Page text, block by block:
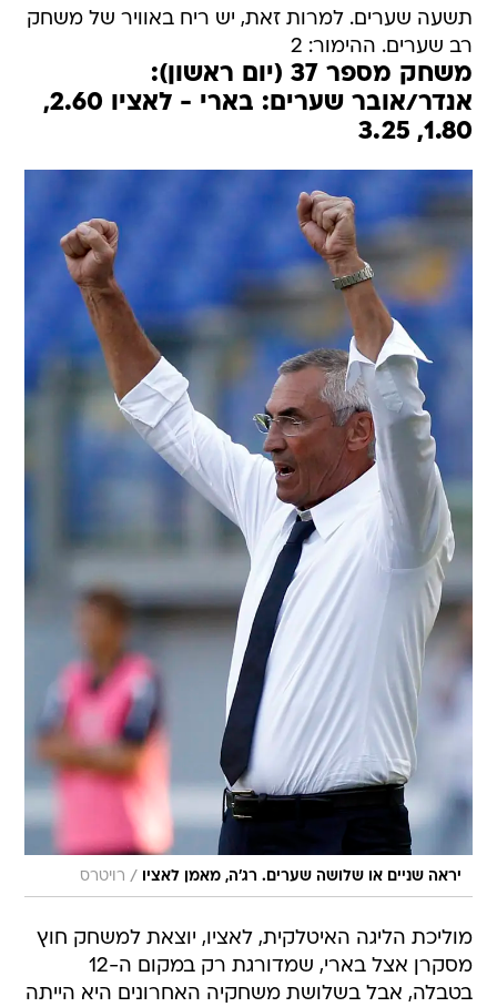
תשעה שערים. למרות זאת, יש ריח באוויר של משחק
רב שערים. ההימור: 2
משחק מספר 37 (יום ראשון):
אנדר/אובר שערים: בארי - לאציו 2.60,
1.80, 3.25
יראה שניים או שלושה שערים. רג'ה, מאמן לאציו / רויטרס
מוליכת הליגה האיטלקית, לאציו, יוצאת למשחק חוץ
מסקרן אצל בארי, שמדורגת רק במקום ה-12
בטבלה, אבל בשלושת משחקיה האחרונים היא הייתה